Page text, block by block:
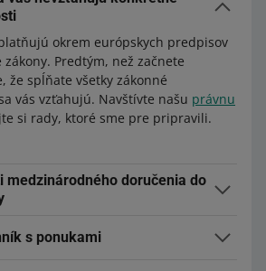
okrem európskych predpisov
Predtým, než začnete
že spĺňate všetky zákonné
vás vzťahujú. Navštívte našu právnu
si rady, ktoré sme pre pripravili.
medzinárodného doručenia do
do krajiny, v ktorej chcete svoje
s ponukami